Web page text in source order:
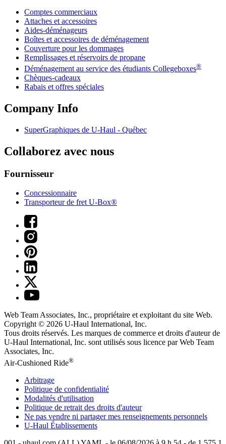
Comptes commerciaux
Attaches et accessoires
Aides-déménageurs
Boîtes et accessoires de déménagement
Couverture pour les dommages
Remplissages et réservoirs de propane
Déménagement au service des étudiants Collegeboxes®
Chèques-cadeaux
Rabais et offres spéciales
Company Info
SuperGraphiques de U-Haul - Québec
Collaborez avec nous
Fournisseur
Concessionnaire
Transporteur de fret U-Box®
Web Team Associates, Inc., propriétaire et exploitant du site Web.
Copyright © 2026 U-Haul International, Inc.
Tous droits réservés. Les marques de commerce et droits d'auteur de
U-Haul International, Inc. sont utilisés sous licence par Web Team
Associates, Inc.
Air-Cushioned Ride®
Arbitrage
Politique de confidentialité
Modalités d'utilisation
Politique de retrait des droits d'auteur
Ne pas vendre ni partager mes renseignements personnels
U-Haul Établissements